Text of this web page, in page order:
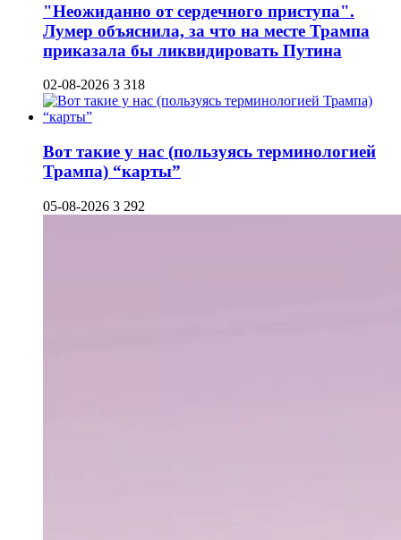
"Неожиданно от сердечного приступа".
Лумер объяснила, за что на месте Трампа
приказала бы ликвидировать Путина
02-08-2026 3 318
Вот такие у нас (пользуясь терминологией
Трампа) “карты”
05-08-2026 3 292